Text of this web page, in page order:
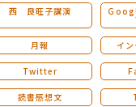
西 良旺子講演 Ｇ
月報 イ
Twitter
読書感想文